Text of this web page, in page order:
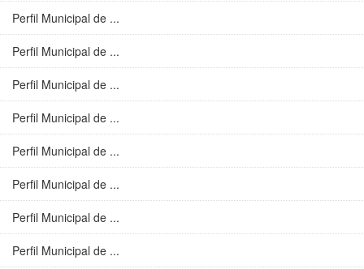
Perfil Municipal de ...
Perfil Municipal de ...
Perfil Municipal de ...
Perfil Municipal de ...
Perfil Municipal de ...
Perfil Municipal de ...
Perfil Municipal de ...
Perfil Municipal de ...